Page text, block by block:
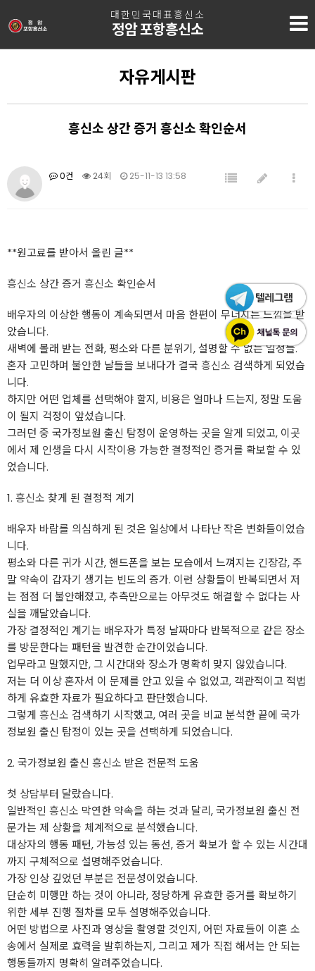
대한민국대표흥신소
정암 포항흥신소
자유게시판
흥신소 상간 증거 흥신소 확인순서
0건 24회 25-11-13 13:58
**원고료를 받아서 올린 글**
흥신소 상간 증거 흥신소 확인순서
배우자의 이상한 행동이 계속되면서 마음 한편이 무너지는 느낌을 받
았습니다.
새벽에 몰래 받는 전화, 평소와 다른 분위기, 설명할 수 없는 일정들.
혼자 고민하며 불안한 날들을 보내다가 결국 흥신소 검색하게 되었습
니다.
하지만 어떤 업체를 선택해야 할지, 비용은 얼마나 드는지, 정말 도움
이 될지 걱정이 앞섰습니다.
그러던 중 국가정보원 출신 탐정이 운영하는 곳을 알게 되었고, 이곳
에서 제 인생을 다시 시작이용 가능한 결정적인 증거를 확보할 수 있
었습니다.
1. 흥신소 찾게 된 결정적 계기
배우자 바람를 의심하게 된 것은 일상에서 나타난 작은 변화들이었습
니다.
평소와 다른 귀가 시간, 핸드폰을 보는 모습에서 느껴지는 긴장감, 주
말 약속이 갑자기 생기는 빈도의 증가. 이런 상황들이 반복되면서 저
는 점점 더 불안해졌고, 추측만으로는 아무것도 해결할 수 없다는 사
실을 깨달았습니다.
가장 결정적인 계기는 배우자가 특정 날짜마다 반복적으로 같은 장소
를 방문한다는 패턴을 발견한 순간이었습니다.
업무라고 말했지만, 그 시간대와 장소가 명확히 맞지 않았습니다.
저는 더 이상 혼자서 이 문제를 안고 있을 수 없었고, 객관적이고 적법
하게 유효한 자료가 필요하다고 판단했습니다.
그렇게 흥신소 검색하기 시작했고, 여러 곳을 비교 분석한 끝에 국가
정보원 출신 탐정이 있는 곳을 선택하게 되었습니다.
2. 국가정보원 출신 흥신소 받은 전문적 도움
첫 상담부터 달랐습니다.
일반적인 흥신소 막연한 약속을 하는 것과 달리, 국가정보원 출신 전
문가는 제 상황을 체계적으로 분석했습니다.
대상자의 행동 패턴, 가능성 있는 동선, 증거 확보가 할 수 있는 시간대
까지 구체적으로 설명해주었습니다.
가장 인상 깊었던 부분은 전문성이었습니다.
단순히 미행만 하는 것이 아니라, 정당하게 유효한 증거를 확보하기
위한 세부 진행 절차를 모두 설명해주었습니다.
어떤 방법으로 사진과 영상을 촬영할 것인지, 어떤 자료들이 이혼 소
송에서 실제로 효력을 발휘하는지, 그리고 제가 직접 해서는 안 되는
행동들까지 명확히 알려주었습니다.